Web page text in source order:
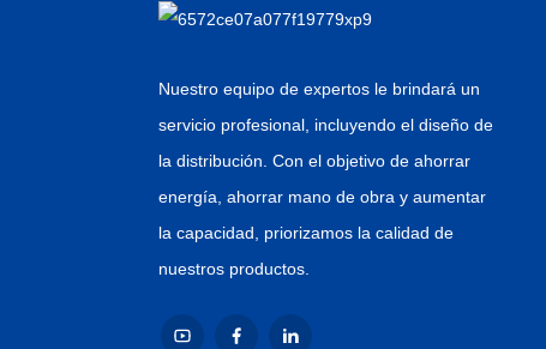
Venta al por mayor de
Puntos de venta de
fábrica para bebidas
carbonatadas...
Nuestro equipo de expertos le brindará un
servicio profesional, incluyendo el diseño de
la distribución. Con el objetivo de ahorrar
energía, ahorrar mano de obra y aumentar
la capacidad, priorizamos la calidad de
nuestros productos.